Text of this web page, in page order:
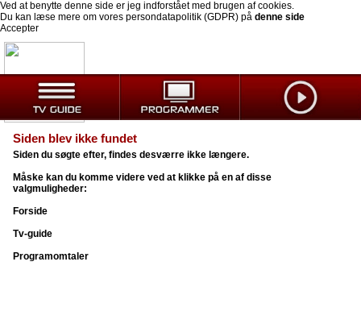
Ved at benytte denne side er jeg indforstået med brugen af cookies.
Du kan læse mere om vores persondatapolitik (GDPR) på denne side
Accepter
Siden blev ikke fundet
Siden du søgte efter, findes desværre ikke længere.
Måske kan du komme videre ved at klikke på en af disse
valgmuligheder:
Forside
Tv-guide
Programomtaler